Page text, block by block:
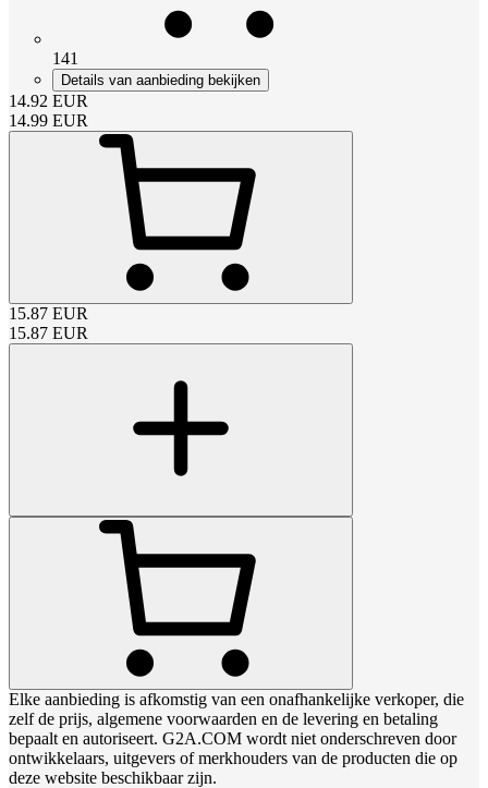
141
Details van aanbieding bekijken
14.92 EUR
14.99 EUR
15.87 EUR
15.87 EUR
Elke aanbieding is afkomstig van een onafhankelijke verkoper, die
zelf de prijs, algemene voorwaarden en de levering en betaling
bepaalt en autoriseert. G2A.COM wordt niet onderschreven door
ontwikkelaars, uitgevers of merkhouders van de producten die op
deze website beschikbaar zijn.